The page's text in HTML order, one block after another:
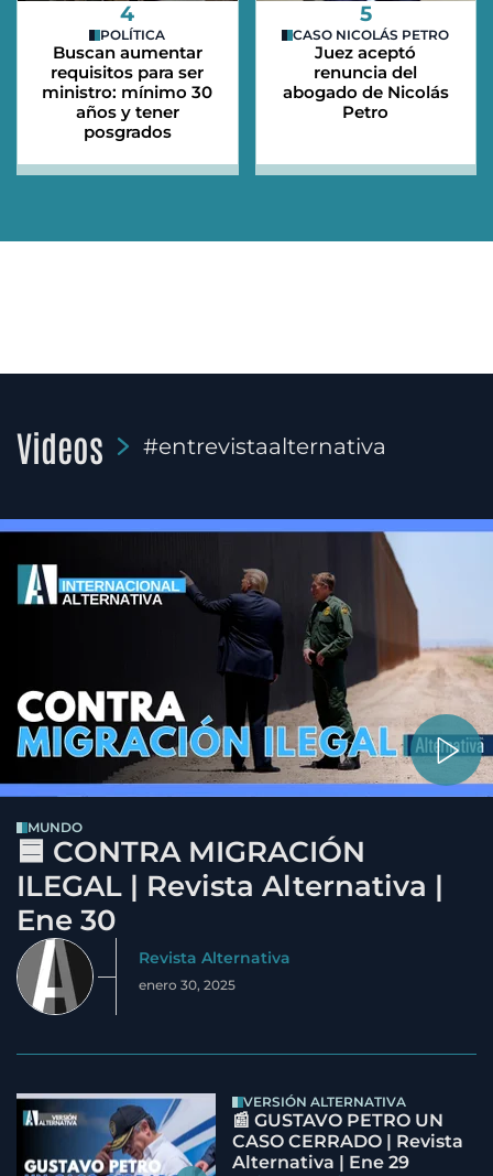
4
POLÍTICA
Buscan aumentar
requisitos para ser
ministro: mínimo 30
años y tener
posgrados
5
CASO NICOLÁS PETRO
Juez aceptó
renuncia del
abogado de Nicolás
Petro
Videos #entrevistaalternativa
MUNDO
🟦 CONTRA MIGRACIÓN
ILEGAL | Revista Alternativa |
Ene 30
Revista Alternativa
enero 30, 2025
VERSIÓN ALTERNATIVA
📰 GUSTAVO PETRO UN
CASO CERRADO | Revista
Alternativa | Ene 29